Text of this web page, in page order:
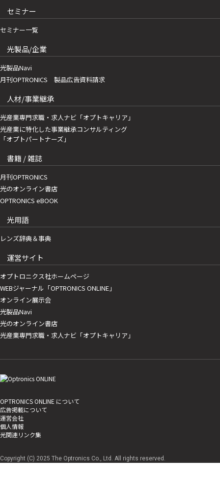
セミナー
セミナー一覧
光製品/企業
光製品Navi
月刊OPTRONICS 製品広告資料請求
人材/事業継承
光産業専門求職・求人ナビ「オプトキャリア」
光産業に特化した事業継承コンサルティング
「オプトパートナーズ」
書籍 / 雑誌
月刊OPTRONICS
光のオンライン書店
OPTRONICS eBOOK
光用語
レンズ辞典＆事典
運営サイト
オプトロニクス社ホームページ
WEBジャーナル「OPTRONICS ONLINE」
オンライン展示会
光製品Navi
光のオンライン書店
光産業専門求職・求人ナビ「オプトキャリア」
OPTRONICS ONLINE について
広告掲載について
運営会社
個人情報
光関連リンク集
Copyright (C) 2025 The Optronics Co., Ltd. All rights reserved.